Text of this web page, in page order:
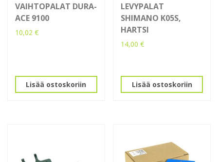
VAIHTOPALAT DURA-
ACE 9100
10,02 €
Lisää ostoskoriin
LEVYPALAT
SHIMANO K05S,
HARTSI
14,00€
Lisää ostoskoriin